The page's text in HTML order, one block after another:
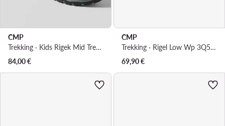
CMP
Trekking · Kids Rigek Mid Trekking Shoe Wp 3Q12944J · Tamnoplava
84,00€
CMP
Trekking · Rigel Low Wp 3Q54554J · Smeđa
69,90€